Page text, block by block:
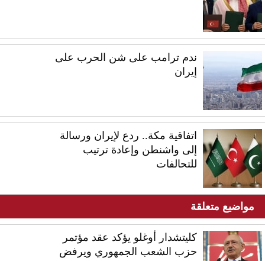
ندم ترامب على شن الحرب على
إيران
اتفاقية مكة.. ردع لإيران ورسالة
إلى واشنطن وإعادة ترتيب
للتحالفات
مواضيع متعلقة
كليتشدار أوغلو يؤكد عقد مؤتمر
حزب الشعب الجمهوري ويرفض